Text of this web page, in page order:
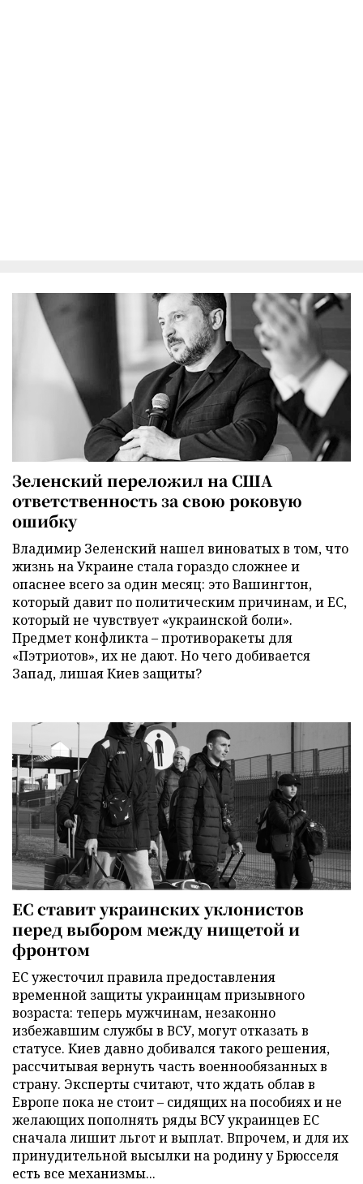
Зеленский переложил на США
ответственность за свою роковую
ошибку
Владимир Зеленский нашел виноватых в том, что
жизнь на Украине стала гораздо сложнее и
опаснее всего за один месяц: это Вашингтон,
который давит по политическим причинам, и ЕС,
который не чувствует «украинской боли».
Предмет конфликта – противоракеты для
«Пэтриотов», их не дают. Но чего добивается
Запад, лишая Киев защиты?
ЕС ставит украинских уклонистов
перед выбором между нищетой и
фронтом
ЕС ужесточил правила предоставления
временной защиты украинцам призывного
возраста: теперь мужчинам, незаконно
избежавшим службы в ВСУ, могут отказать в
статусе. Киев давно добивался такого решения,
рассчитывая вернуть часть военнообязанных в
страну. Эксперты считают, что ждать облав в
Европе пока не стоит – сидящих на пособиях и не
желающих пополнять ряды ВСУ украинцев ЕС
сначала лишит льгот и выплат. Впрочем, и для их
принудительной высылки на родину у Брюсселя
есть все механизмы...